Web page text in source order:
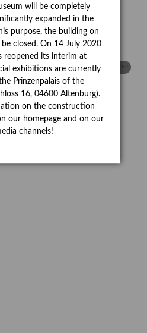
Schnürpel Phelloplastik
Pohlhof
Rudi Lesser Ruth Wolf-Rehfeld
Skulptur
Sonderausstellung
Kunst
studioDIGITAL
Video
Videokunst
Werefkin
Wissenschaft
Wolf and Dog
will be completely
expanded in the
purpose, the building on
closed. On 14 July 2020
reopened its interim at
exhibitions are currently
Prinzenpalais of the
16, 04600 Altenburg).
on the construction
our homepage and on our
channels!